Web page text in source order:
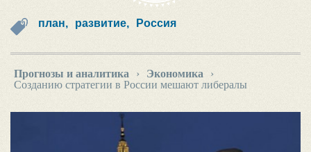
план, развитие, Россия
Прогнозы и аналитика › Экономика
›
Созданию стратегии в России мешают либералы